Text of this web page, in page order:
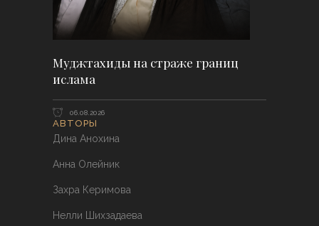
Муджтахиды на страже границ
ислама
06.08.2026
АВТОРЫ
Дина Анохина
Анна Олейник
Захра Керимова
Нелли Шихзадаева